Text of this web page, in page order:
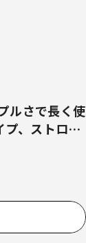
ルさで長く使
、ストロー